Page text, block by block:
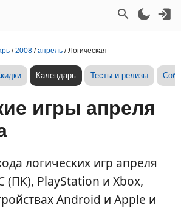
/2008 /апрель /Логическая
Календарь Тесты и релизы
игры апреля
логических игр апреля
(ПК), PlayStation и Xbox,
Android и Apple и